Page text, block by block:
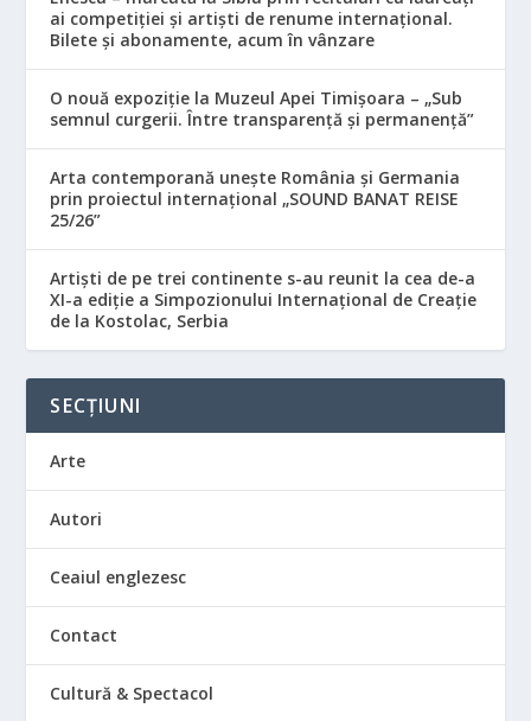
ai competiției și artiști de renume internațional.
Bilete și abonamente, acum în vânzare
O nouă expoziție la Muzeul Apei Timișoara – „Sub
semnul curgerii. Între transparență și permanență”
Arta contemporană unește România și Germania
prin proiectul internațional „SOUND BANAT REISE
25/26”
Artiști de pe trei continente s-au reunit la cea de-a
XI-a ediție a Simpozionului Internațional de Creație
de la Kostolac, Serbia
SECȚIUNI
Arte
Autori
Ceaiul englezesc
Contact
Cultură & Spectacol